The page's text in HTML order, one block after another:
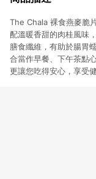
The Chala 裸食燕麥脆
配溫暖香甜的肉桂風味
膳食纖維，有助於腸胃
合當作早餐、下午茶點
更讓您吃得安心，享受